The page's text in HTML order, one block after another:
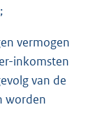
vermogen
inkomsten
van de
worden